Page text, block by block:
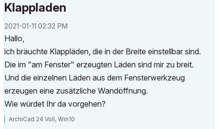
Klappladen
‎2021-01-11 02:32 PM
Hallo,
ich bräuchte Klappläden, die in der Breite einstellbar sind.
Die im "am Fenster" erzeugten Läden sind mir zu breit.
Und die einzelnen Läden aus dem Fensterwerkzeug
erzeugen eine zusätzliche Wandöffnung.
Wie würdet Ihr da vorgehen?
ArchiCad 24 Voll, Win10